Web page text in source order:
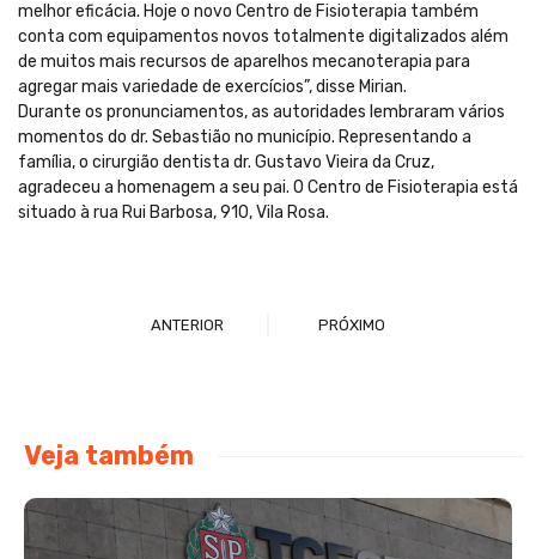
melhor eficácia. Hoje o novo Centro de Fisioterapia também
conta com equipamentos novos totalmente digitalizados além
de muitos mais recursos de aparelhos mecanoterapia para
agregar mais variedade de exercícios”, disse Mirian.
Durante os pronunciamentos, as autoridades lembraram vários
momentos do dr. Sebastião no município. Representando a
família, o cirurgião dentista dr. Gustavo Vieira da Cruz,
agradeceu a homenagem a seu pai. O Centro de Fisioterapia está
situado à rua Rui Barbosa, 910, Vila Rosa.
ANTERIOR PRÓXIMO
Veja também